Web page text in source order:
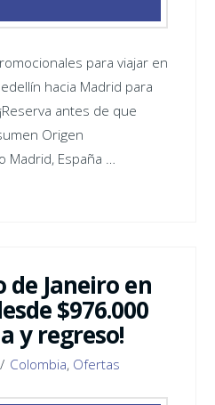
para viajar en
hacia Madrid para
antes de que
Origen
Madrid, España …
de Janeiro en
$976.000
y regreso!
Colombia, Ofertas